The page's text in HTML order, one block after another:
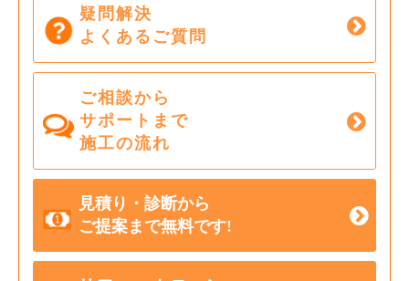
疑問解決
よくあるご質問
ご相談から
サポートまで
施工の流れ
見積り・診断から
ご提案まで無料です!